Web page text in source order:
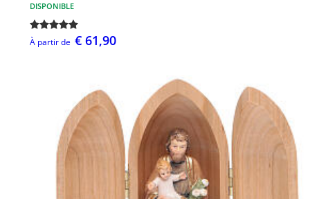
DISPONIBLE
À partir de € 61,90